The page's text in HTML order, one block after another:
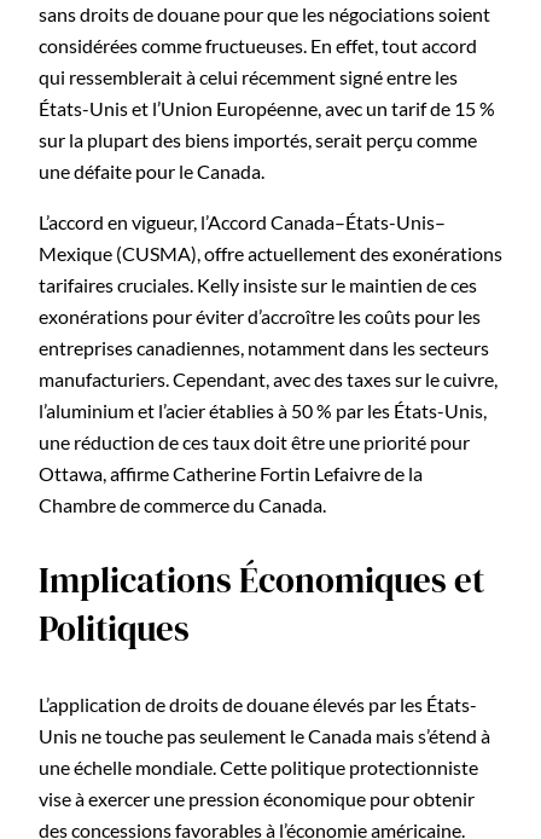
sans droits de douane pour que les négociations soient
considérées comme fructueuses. En effet, tout accord
qui ressemblerait à celui récemment signé entre les
États-Unis et l’Union Européenne, avec un tarif de 15 %
sur la plupart des biens importés, serait perçu comme
une défaite pour le Canada.
L’accord en vigueur, l’Accord Canada–États-Unis–
Mexique (CUSMA), offre actuellement des exonérations
tarifaires cruciales. Kelly insiste sur le maintien de ces
exonérations pour éviter d’accroître les coûts pour les
entreprises canadiennes, notamment dans les secteurs
manufacturiers. Cependant, avec des taxes sur le cuivre,
l’aluminium et l’acier établies à 50 % par les États-Unis,
une réduction de ces taux doit être une priorité pour
Ottawa, affirme Catherine Fortin Lefaivre de la
Chambre de commerce du Canada.
Implications Économiques et
Politiques
L’application de droits de douane élevés par les États-
Unis ne touche pas seulement le Canada mais s’étend à
une échelle mondiale. Cette politique protectionniste
vise à exercer une pression économique pour obtenir
des concessions favorables à l’économie américaine.